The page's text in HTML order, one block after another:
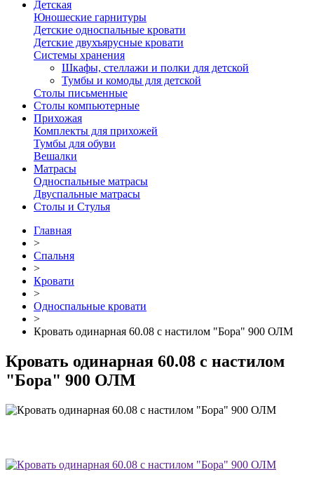
Детская
Юношеские гарнитуры
Детские односпальные кровати
Детские двухъярусные кровати
Системы хранения
Шкафы, стеллажи и полки для детской
Тумбы и комоды для детской
Столы письменные
Столы компьютерные
Прихожая
Комплекты для прихожей
Тумбы для обуви
Вешалки
Матрасы
Односпальные матрасы
Двуспальные матрасы
Столы и Стулья
Главная
>
Спальня
>
Кровати
>
Односпальные кровати
>
Кровать одинарная 60.08 с настилом "Бора" 900 ОЛМ
Кровать одинарная 60.08 с настилом
"Бора" 900 ОЛМ